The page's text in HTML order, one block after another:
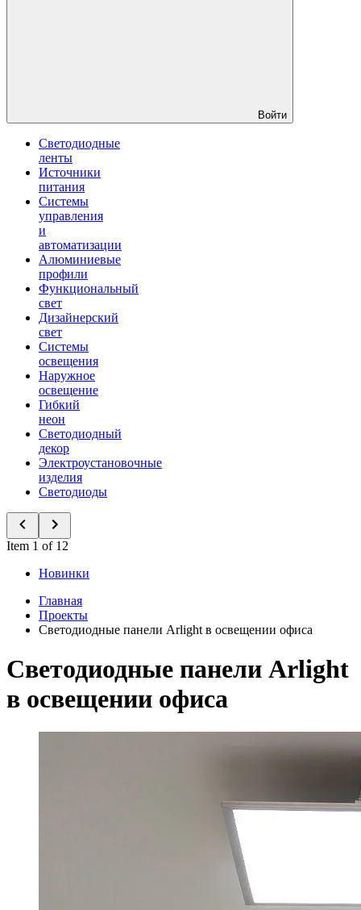
Войти
Светодиодные
ленты
Источники
питания
Системы
управления
и
автоматизации
Алюминиевые
профили
Функциональный
свет
Дизайнерский
свет
Системы
освещения
Наружное
освещение
Гибкий
неон
Светодиодный
декор
Электроустановочные
изделия
Светодиоды
Item 1 of 12
Новинки
Главная
Проекты
Светодиодные панели Arlight в освещении офиса
Светодиодные панели Arlight
в освещении офиса